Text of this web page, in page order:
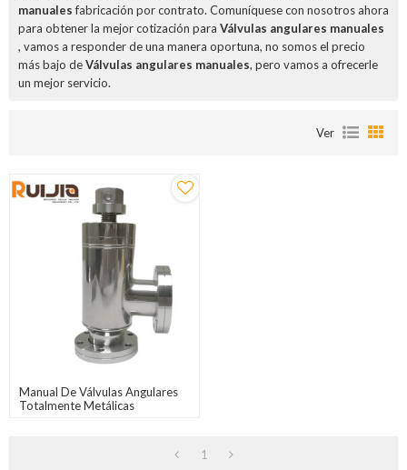
manualesfabricación por contrato. Comuníquese con nosotros ahora
para obtener la mejor cotización para Válvulas angulares manuales
, vamos a responder de una manera oportuna, no somos el precio
más bajo deVálvulas angulares manuales, pero vamos a ofrecerle
un mejor servicio.
Ver
Manual De Válvulas Angulares
Totalmente Metálicas
1